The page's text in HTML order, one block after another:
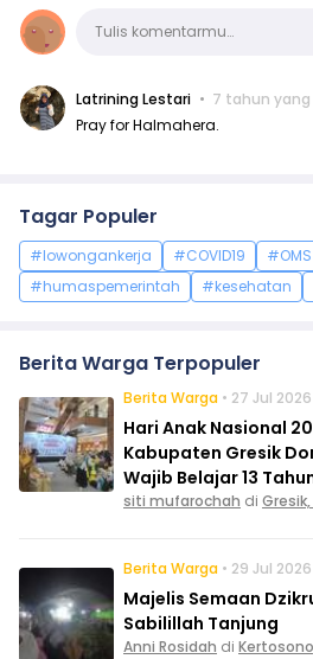
KomentarTulis komentarmu…
Latrining Lestari
7 tahun yang
Pray for Halmahera.
Tagar Populer
#lowongankerja #COVID19 #OMS
#humaspemerintah
#kesehatan
Berita Warga Terpopuler
Berita Warga • 27 Jul 2026
Hari Anak Nasional
Kabupaten Gresik
Wajib Belajar 13
siti mufarochah di
Berita Warga • 29 Jul 2026
Majelis Semaan
Sabilillah Tanjung
Anni Rosidah di